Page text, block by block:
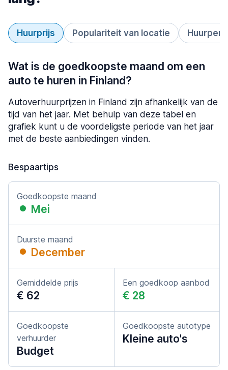
Huurprijs Populariteit van locatie
Wat is de goedkoopste maand om een
auto te huren in Finland?
Autoverhuurprijzen in Finland zijn afhankelijk van de
tijd van het jaar. Met behulp van deze tabel en
grafiek kunt u de voordeligste periode van het jaar
met de beste aanbiedingen vinden.
Bespaartips
Goedkoopste maand
Mei
Duurste maand
December
Gemiddelde prijs
€ 62
Een goedkoop aanbod
€ 28
Goedkoopste
verhuurder
Budget
Goedkoopste autotype
Kleine auto's